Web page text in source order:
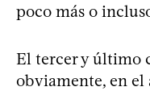
poco más o
El tercer y último
obviamente, en el